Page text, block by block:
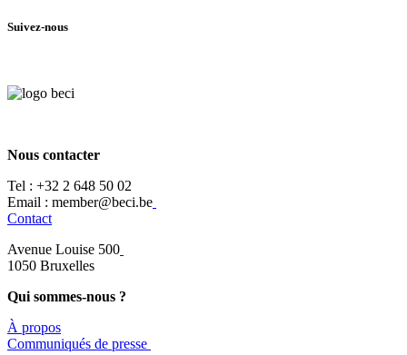
Suivez-nous
Nous contacter
Tel : +32 2 648 50 02​
​​Email : member@beci.be
Contact
Avenue Louise 500
​1050 Bruxelles
Qui sommes-nous ?
À propos
​​Communiqués de presse